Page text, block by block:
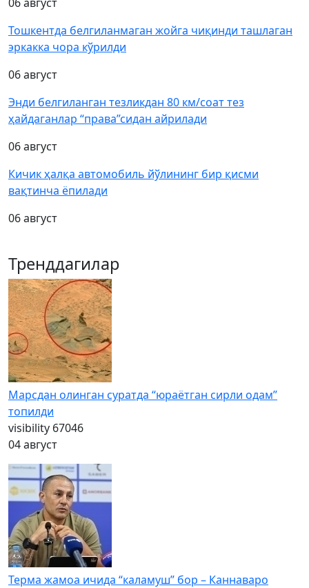
Тошкентда белгиланмаган жойга чиқинди ташлаган
эркакка чора кўрилди
06 август
Энди белгиланган тезликдан 80 км/соат тез
ҳайдаганлар “права”сидан айрилади
06 август
Кичик ҳалқа автомобиль йўлининг бир қисми
вақтинча ёпилади
06 август
Тренддагилар
Марсдан олинган суратда “юраётган сирли одам”
топилди
visibility 67046
04 август
Терма жамоа ичида “каламуш” бор – Каннаваро